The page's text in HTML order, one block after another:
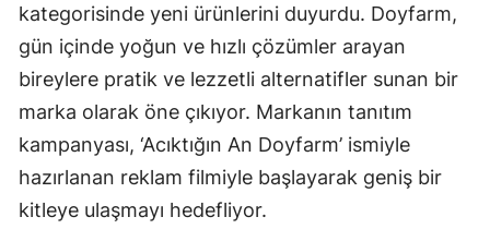
kategorisinde yeni ürünlerini duyurdu. Doyfarm,
gün içinde yoğun ve hızlı çözümler arayan
bireylere pratik ve lezzetli alternatifler sunan bir
marka olarak öne çıkıyor. Markanın tanıtım
kampanyası, ‘Acıktığın An Doyfarm’ ismiyle
hazırlanan reklam filmiyle başlayarak geniş bir
kitleye ulaşmayı hedefliyor.